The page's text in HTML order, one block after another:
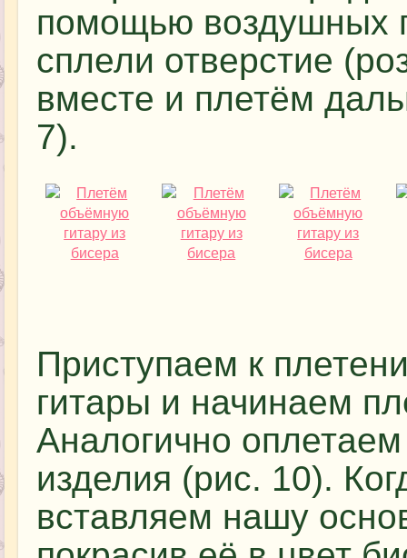
помощью воздушных
сплели отверстие
вместе и плетём
7).
Приступаем к
гитары и начинаем
Аналогично
изделия (рис. 10).
вставляем нашу